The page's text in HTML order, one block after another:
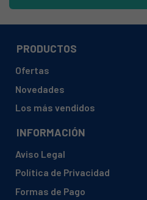
PRODUCTOS
Ofertas
Novedades
Los más vendidos
INFORMACIÓN
Aviso Legal
Política de Privacidad
Formas de Pago